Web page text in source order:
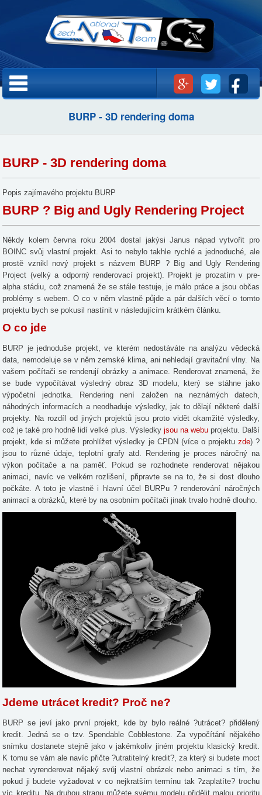
hlavnímu
obsahu
Hlavní menu
BURP - 3D rendering doma
BURP - 3D rendering doma
Popis zajímavého projektu BURP
BURP ? Big and Ugly Rendering Project
Někdy kolem června roku 2004 dostal jakýsi Janus nápad vytvořit pro
BOINC svůj vlastní projekt. Asi to nebylo takhle rychlé a jednoduché, ale
prostě vznikl nový projekt s názvem BURP ? Big and Ugly Rendering
Project (velký a odporný renderovací projekt). Projekt je prozatím v pre-
alpha stádiu, což znamená že se stále testuje, je málo práce a jsou občas
problémy s webem. O co v něm vlastně půjde a pár dalších věcí o tomto
projektu bych se pokusil nastínit v následujícím krátkém článku.
O co jde
BURP je jednoduše projekt, ve kterém nedostáváte na analýzu vědecká
data, nemodeluje se v něm zemské klima, ani nehledají gravitační vlny. Na
vašem počítači se renderují obrázky a animace. Renderovat znamená, že
se bude vypočítávat výsledný obraz 3D modelu, který se stáhne jako
výpočetní jednotka. Rendering není založen na neznámých datech,
náhodných informacích a neodhaduje výsledky, jak to dělají některé další
projekty. Na rozdíl od jiných projektů jsou proto vidět okamžité výsledky,
což je také pro hodně lidí velké plus. Výsledky jsou na webuprojektu. Další
projekt, kde si můžete prohlížet výsledky je CPDN (více o projektu zde) ?
jsou to různé údaje, teplotní grafy atd. Rendering je proces náročný na
výkon počítače a na paměť. Pokud se rozhodnete renderovat nějakou
animaci, navíc ve velkém rozlišení, připravte se na to, že si dost dlouho
počkáte. A toto je vlastně i hlavní účel BURPu ? renderování náročných
animací a obrázků, které by na osobním počítači jinak trvalo hodně dlouho.
Jdeme utrácet kredit? Proč ne?
BURP se jeví jako první projekt, kde by bylo reálné ?utrácet? přidělený
kredit. Jedná se o tzv. Spendable Cobblestone. Za vypočítání nějakého
snímku dostanete stejně jako v jakémkoliv jiném projektu klasický kredit.
K tomu se vám ale navíc přičte ?utratitelný kredit?, za který si budete moct
nechat vyrenderovat nějaký svůj vlastní obrázek nebo animaci s tím, že
pokud ji budete vyžadovat v co nejkratším termínu tak ?zaplatíte? trochu
víc kreditu. Na druhou stranu můžete svému modelu přidělit malou prioritu